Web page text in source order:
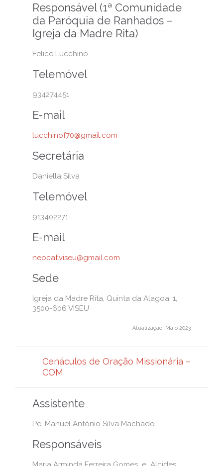
Responsável (1ª Comunidade
da Paróquia de Ranhados –
Igreja da Madre Rita)
Felice Lucchino
Telemóvel
934274451
E-mail
lucchinof70@gmail.com
Secretária
Daniella Silva
Telemóvel
913402271
E-mail
neocat.viseu@gmail.com
Sede
Igreja da Madre Rita, Quinta da Alagoa, 1,
3500-606 VISEU
Atualização: Maio 2023
Cenáculos de Oração Missionária –
COM
Assistente
Pe. Manuel António Silva Machado.
Responsáveis